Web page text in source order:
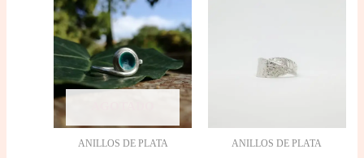
ANILLOS DE PLATA ANILLOS DE PLATA